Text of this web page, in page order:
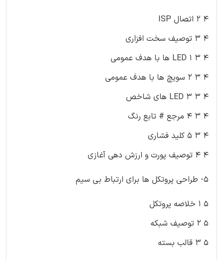
۴ ۲ اتصال ISP
۴ ۳ توصیف سخت افزاری
۴ ۳ ۱ LED ها با هدف عمومی
۴ ۳ ۲ سویچ ها با هدف عمومی
۴ ۳ ۳ LED های شاخص
۴ ۳ ۴ مرجع # تابع رنگ
۴ ۳ ۵ کلید فشاری
۴ ۴ توصیف پورت و ارزش دهی آغازی
۵- طراحی پروتکل ها برای ارتباط بی سیم
۵ ۱ خلاصه پروتکل
۵ ۲ توصیف شبکه
۵ ۳ قالب بسته